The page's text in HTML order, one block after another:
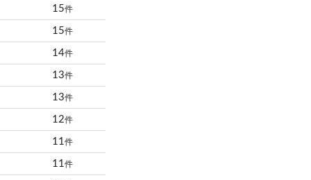
15件
15件
14件
13件
13件
12件
11件
11件